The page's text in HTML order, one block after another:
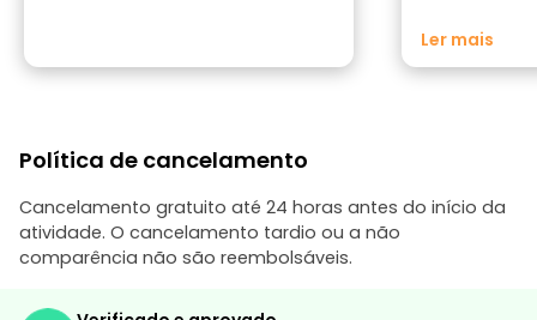
Ler mais
Política de cancelamento
Cancelamento gratuito até 24 horas antes do início da
atividade. O cancelamento tardio ou a não
comparência não são reembolsáveis.